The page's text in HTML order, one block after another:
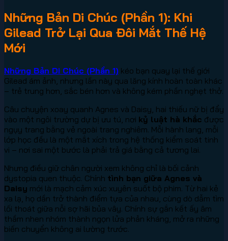
Những Bản Di Chúc (Phần 1): Khi
Gilead Trở Lại Qua Đôi Mắt Thế Hệ
Mới
Những Bản Di Chúc (Phần 1) kéo bạn quay lại thế giới
Gilead ám ảnh, nhưng lần này qua lăng kính hoàn toàn khác
– trẻ trung hơn, sắc bén hơn và không kém phần nghẹt thở.
Câu chuyện xoay quanh Agnes và Daisy, hai thiếu nữ bị đẩy
vào một ngôi trường dự bị ưu tú, nơi kỷ luật hà khắc được
ngụy trang bằng vẻ ngoài trang nghiêm. Mỗi hành lang, mỗi
lớp học đều là một mắt xích trong hệ thống kiểm soát tinh
vi – nơi sai một bước là phải trả giá bằng cả tương lai.
Nhưng điều giữ chân người xem không chỉ là bối cảnh
dystopia quen thuộc. Chính tình bạn giữa Agnes và
Daisy mới là mạch cảm xúc xuyên suốt bộ phim. Từ hai kẻ
xa lạ, họ dần trở thành điểm tựa của nhau, cùng dò dẫm tìm
lối thoát giữa nỗi sợ hãi bủa vây. Chính sự gắn kết ấy âm
thầm nhen nhóm thành ngọn lửa phản kháng, mở ra những
biến chuyển không ai lường trước.